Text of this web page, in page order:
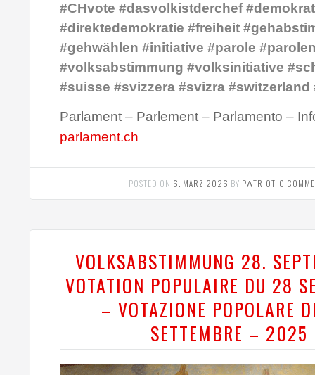
#CHvote #dasvolkistderchef
#direktedemokratie #freiheit
#gehwählen #initiative #parole
#volksabstimmung #volksinitiative
#suisse #svizzera #svizra #switzerland
Parlament – Parlement – Parlamento –
parlament.ch
POSTED ON 6. MÄRZ 2026 BY PΛTRIOT 0
VOLKSABSTIMMUNG 28.
VOTATION POPULAIRE DU 28
– VOTAZIONE POPOLARE
SETTEMBRE – 2025